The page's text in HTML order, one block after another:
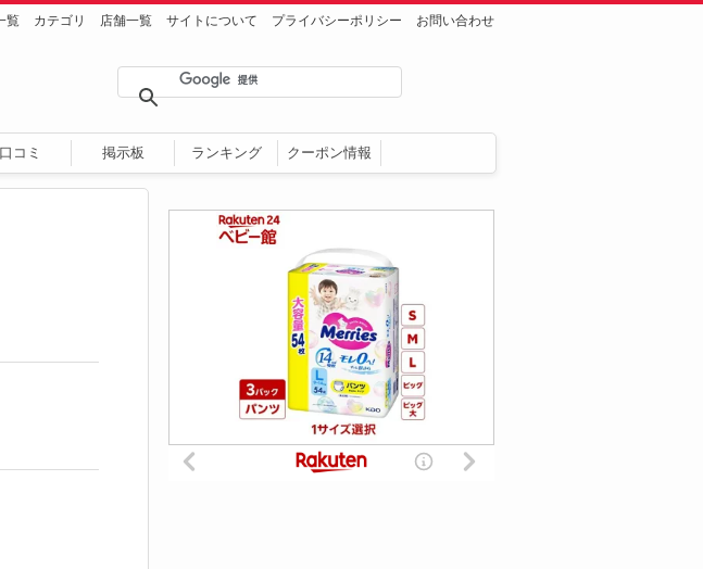
覧 カテゴリ 店舗一覧 サイトについて プライバシーポリシー お問い合わせ
口コミ 掲示板 ランキング クーポン情報